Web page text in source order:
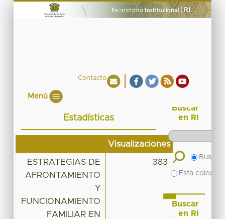
Contacto
Menú
Estadísticas
Visualizaciones
ESTRATEGIAS DE
AFRONTAMIENTO
Y
FUNCIONAMIENTO
FAMILIAR EN
383
Buscar
en RI
Buscar
Esta
Buscar
en RI